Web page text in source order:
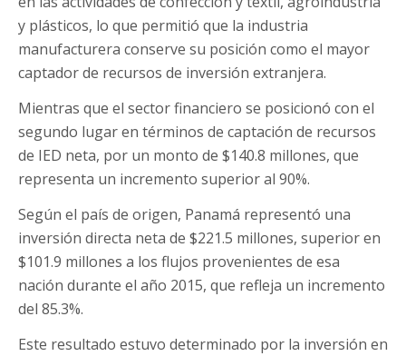
y plásticos, lo que permitió que la industria
manufacturera conserve su posición como el mayor
captador de recursos de inversión extranjera.
Mientras que el sector financiero se posicionó con el
segundo lugar en términos de captación de recursos
de IED neta, por un monto de $140.8 millones, que
representa un incremento superior al 90%.
Según el país de origen, Panamá representó una
inversión directa neta de $221.5 millones, superior en
$101.9 millones a los flujos provenientes de esa
nación durante el año 2015, que refleja un incremento
del 85.3%.
Este resultado estuvo determinado por la inversión en